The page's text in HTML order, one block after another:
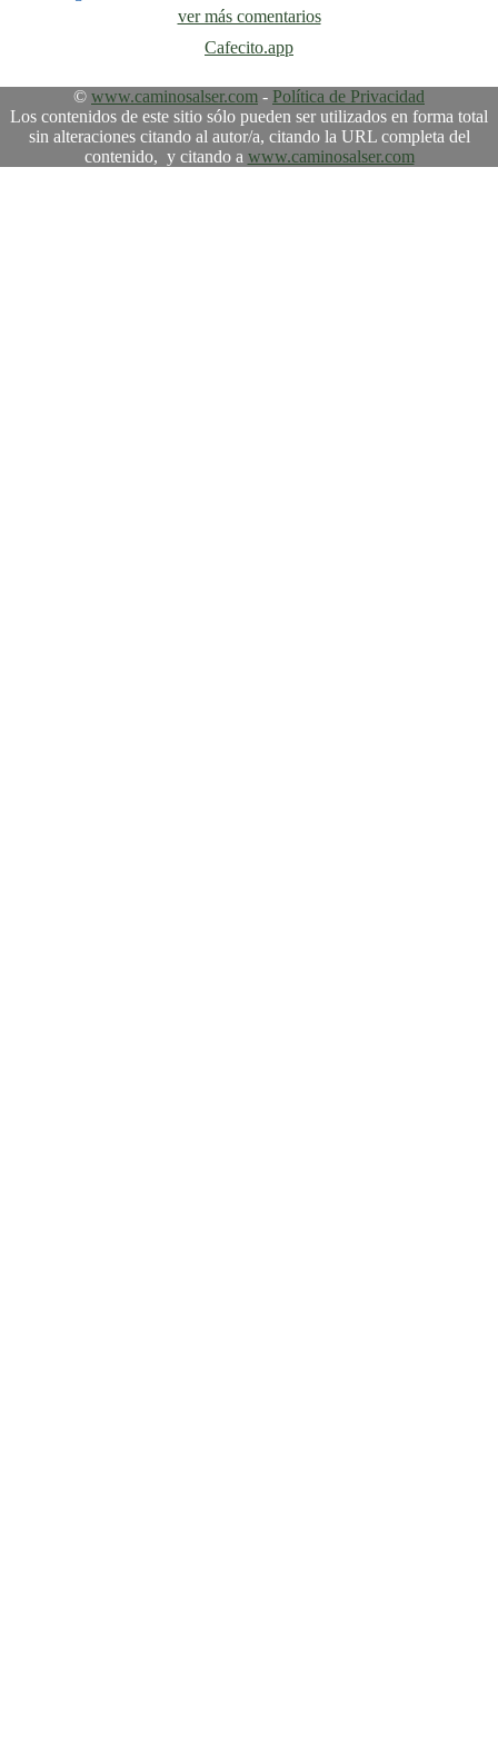
ver más comentarios
Cafecito.app
© www.caminosalser.com - Política de Privacidad
Los contenidos de este sitio sólo pueden ser utilizados en forma total
sin alteraciones citando al autor/a, citando la URL completa del
contenido, y citando a www.caminosalser.com